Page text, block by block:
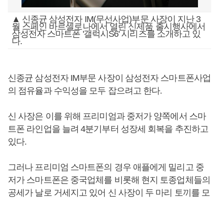
▲ 신종균 삼성전자 IM(무선사업)부문 사장이 지난 3
월 스페인 바르셀로나에서 열린 신제품 출시행사에서
삼성전자 스마트폰 '갤럭시S6' 시리즈를 소개하고 있
다.
신종균 삼성전자 IM부문 사장이 삼성전자 스마트폰사업
의 점유율과 수익성을 모두 잡으려고 한다.
신 사장은 이를 위해 프리미엄과 중저가 양쪽에서 스마
트폰 라인업을 늘려 4분기부터 성장세 회복을 추진하고
있다.
그러나 프리미엄 스마트폰의 경우 애플에게 밀리고 중
저가 스마트폰은 중국업체를 비롯해 현지 토종업체들의
공세가 날로 거세지고 있어 신 사장이 두 마리 토끼를 모